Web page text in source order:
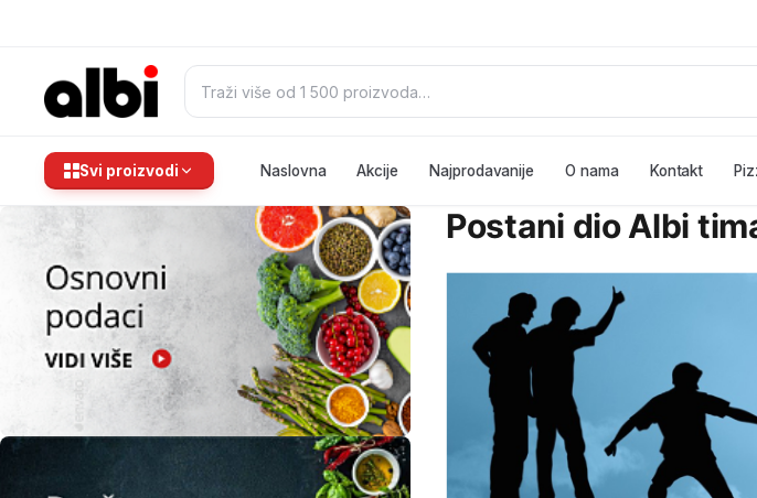
Pretraži:
Svi proizvodi Naslovna Akcije Najprodavanije O nama Kontakt
Postani dio Albi